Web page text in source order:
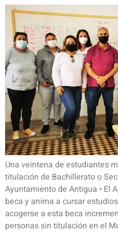
Una veintena de estudiantes
titulación de Bachillerato o
Ayuntamiento de Antigua • El
beca y anima a cursar
acogerse a esta beca
personas sin titulación en el